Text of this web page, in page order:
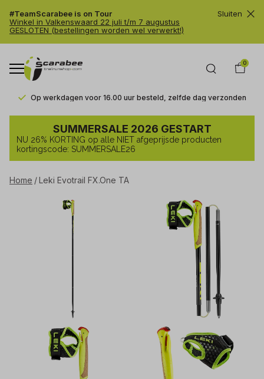
#TeamScarabee is on Tour
Winkel in Valkenswaard 22 juli t/m 7 augustus
GESLOTEN (bestellingen worden wel verwerkt!)
Sluiten
0
Op werkdagen voor 16.00 uur besteld, zelfde dag verzonden
Leki
Evotrail
FX.One
Trailrunshop
SUMMERSALE 2026 GESTART
NU 26% KORTING op alle NIET afgeprijsde producten
kortingscode: SUMMERSALE26
Home Leki Evotrail FX.One TA